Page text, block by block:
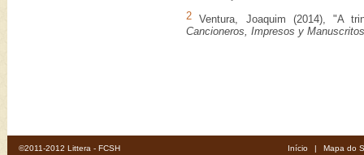
2 Ventura, Joaquim (2014), "A
Cancioneros, Impresos y Manuscritos
©2011-2012 Littera - FCSH Início | Mapa do